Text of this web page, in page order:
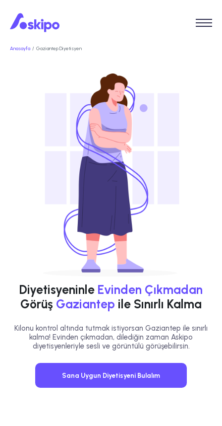
Anasayfa Gaziantep Diyetisyen
Diyetisyeninle Evinden Çıkmadan
Görüş Gaziantep ile Sınırlı Kalma
Kilonu kontrol altında tutmak istiyorsan Gaziantep ile sınırlı
kalma! Evinden çıkmadan, dilediğin zaman Askipo
diyetisyenleriyle sesli ve görüntülü görüşebilirsin.
Sana Uygun Diyetisyeni Bulalım